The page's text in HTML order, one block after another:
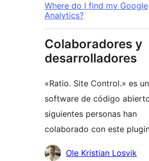
Where do I find my Google
Analytics?
Colaboradores y
desarrolladores
«Ratio. Site Control.» es un
software de código
siguientes personas han
colaborado con este
Colaboradores
Ole Kristian Losvik